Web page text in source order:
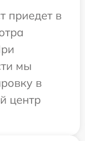
приедет в
мы
в
центр